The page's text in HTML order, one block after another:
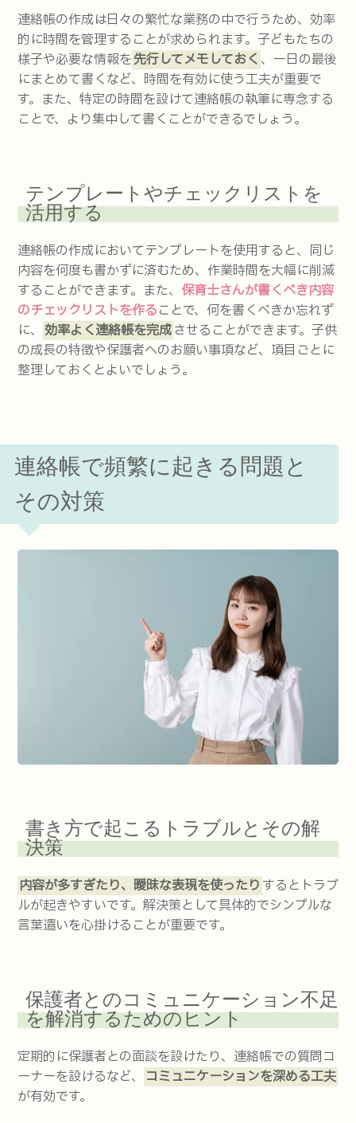
連絡帳の作成は日々の繁忙な業務の中で行うため、効率
的に時間を管理することが求められます。子どもたちの
様子や必要な情報を先行してメモしておく 、一日の最後
にまとめて書くなど、時間を有効に使う工夫が重要で
す。また、特定の時間を設けて連絡帳の執筆に専念する
ことで、より集中して書くことができるでしょう。
テンプレートやチェックリストを
活用する
連絡帳の作成においてテンプレートを使用すると、同じ
内容を何度も書かずに済むため、作業時間を大幅に削減
することができます。また、 保育士さんが書くべき内容
のチェックリストを作ることで、何を書くべきか忘れず
に、 効率よく連絡帳を完成させることができます。子供
の成長の特徴や保護者へのお願い事項など、項目ごとに
整理しておくとよいでしょう。
連絡帳で頻繁に起きる問題と
その対策
書き方で起こるトラブルとその解
決策
内容が多すぎたり、曖昧な表現を使ったり するとトラブ
ルが起きやすいです。解決策として具体的でシンプルな
言葉遣いを心掛けることが重要です。
保護者とのコミュニケーション不足
を解消するためのヒント
定期的に保護者との面談を設けたり、連絡帳での質問コ
ーナーを設けるなど、
コミュニケーションを深める工夫
が有効です。